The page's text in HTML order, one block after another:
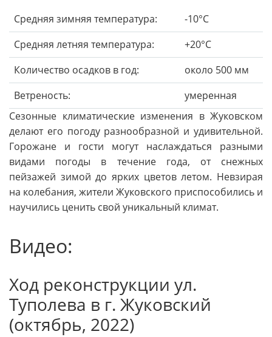
Средняя зимняя температура:
-10°C
Средняя летняя температура:
+20°C
Количество осадков в год:
около 500 мм
Ветреность:
умеренная
Сезонные климатические изменения в Жуковском
делают его погоду разнообразной и удивительной.
Горожане и гости могут наслаждаться разными
видами погоды в течение года, от снежных
пейзажей зимой до ярких цветов летом. Невзирая
на колебания, жители Жуковского приспособились и
научились ценить свой уникальный климат.
Видео:
Ход реконструкции ул.
Туполева в г. Жуковский
(октябрь, 2022)